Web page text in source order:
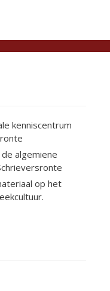
kenniscentrum
algemiene
op het